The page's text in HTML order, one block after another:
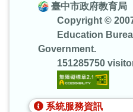
臺中市政府教育局
Copyright ©
Education
Government.
151285750
系統服務資訊